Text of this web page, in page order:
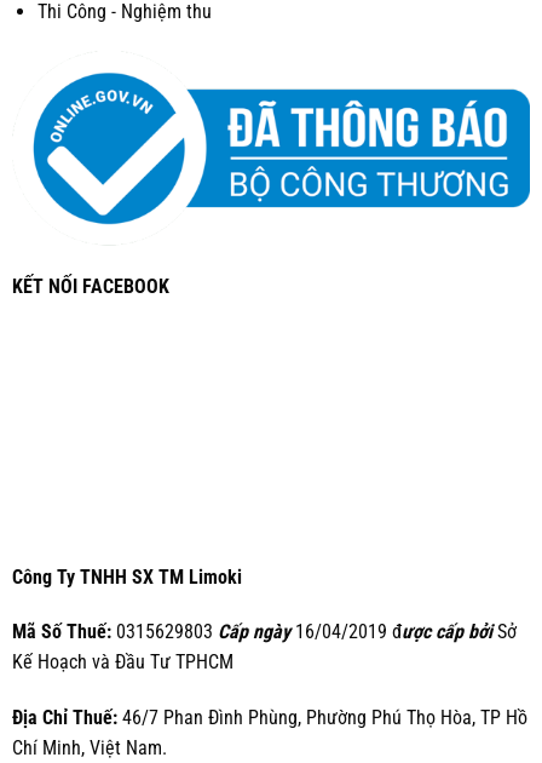
Thi Công - Nghiệm thu
KẾT NỐI FACEBOOK
Công Ty TNHH SX TM Limoki
Mã Số Thuế:0315629803 Cấp ngày16/04/2019 được cấp bởiSở
Kế Hoạch và Đầu Tư TPHCM
Địa Chỉ Thuế:46/7 Phan Đình Phùng, Phường Phú Thọ Hòa, TP Hồ
Chí Minh, Việt Nam.